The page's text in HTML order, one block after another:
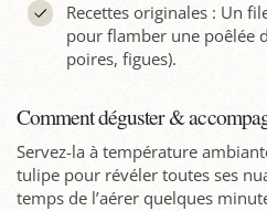
Recettes originales : Un
pour flamber une poêlée
poires, figues).
Comment déguster &
Servez-la à température
tulipe pour révéler toutes ses
temps de l’aérer quelques